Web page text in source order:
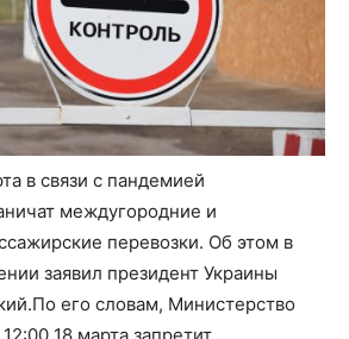
в связи с пандемией
междугородние и
перевозки. Об этом в
заявил президент Украины
его словам, Министерство